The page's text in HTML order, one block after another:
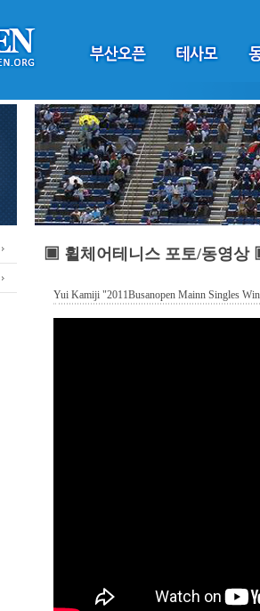
▣ 휠체어테니스 포토/동영상
Yui Kamiji "2011Busanopen Mainn Singles